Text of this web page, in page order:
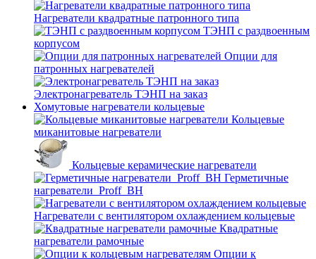
Нагреватели квадратные патронного типа
ТЭНП с раздвоенным
корпусом
Опции для
патронных нагревателей
Электронагреватель ТЭНП на заказ
Хомутовые нагреватели кольцевые
Кольцевые
миканитовые нагреватели
Кольцевые керамические нагреватели
Герметичные
нагреватели_Proff_BH
Нагреватели с вентилятором охлаждением кольцевые
Квадратные
нагреватели рамочные
Опции к